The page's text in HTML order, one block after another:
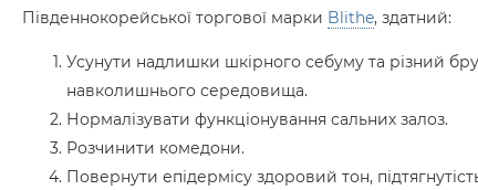
Південнокорейської торгової марки Blithe, здатний:
Усунути надлишки шкірного себуму та різний
навколишнього середовища.
Нормалізувати функціонування сальних залоз.
Розчинити комедони.
Повернути епідермісу здоровий тон,